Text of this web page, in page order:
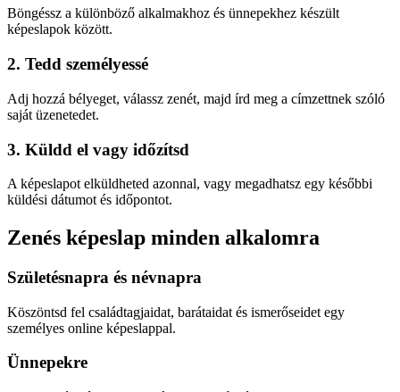
Böngéssz a különböző alkalmakhoz és ünnepekhez készült
képeslapok között.
2. Tedd személyessé
Adj hozzá bélyeget, válassz zenét, majd írd meg a címzettnek szóló
saját üzenetedet.
3. Küldd el vagy időzítsd
A képeslapot elküldheted azonnal, vagy megadhatsz egy későbbi
küldési dátumot és időpontot.
Zenés képeslap minden alkalomra
Születésnapra és névnapra
Köszöntsd fel családtagjaidat, barátaidat és ismerőseidet egy
személyes online képeslappal.
Ünnepekre